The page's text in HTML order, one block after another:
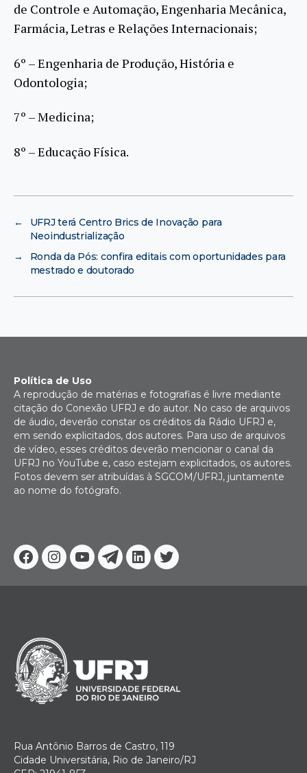
de Controle e Automação, Engenharia Mecânica,
Farmácia, Letras e Relações Internacionais;
6º – Engenharia de Produção, História e
Odontologia;
7º – Medicina;
8º – Educação Física.
←
UFRJ terá Centro Brics de Inovação para
Neoindustrialização
→
Ronda da Pós: confira editais com oportunidades para
mestrado e doutorado
Facebook
Instagram
YoutubeTelegram
Linkedin
Twitter
Política de Uso
A reprodução de matérias e fotografias é livre mediante
citação do Conexão UFRJ e do autor. No caso de arquivos
de áudio, deverão constar os créditos da Rádio UFRJ e,
em sendo explicitados, dos autores. Para uso de arquivos
de vídeo, esses créditos deverão mencionar o canal da
UFRJ no YouTube e, caso estejam explicitados, os autores.
Fotos devem ser atribuídas à SGCOM/UFRJ, juntamente
ao nome do fotógrafo.
Rua Antônio Barros de Castro, 119
Cidade Universitária, Rio de Janeiro/RJ